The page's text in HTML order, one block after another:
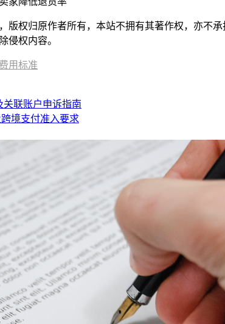
版权归原作者所有，本站不拥有其著作权，亦不
侵权内容。
用标准
关联账户申诉指南
境支付准入要求